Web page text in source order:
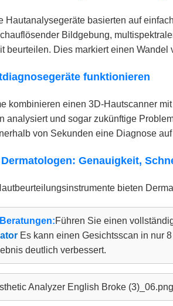
Hautanalysegeräte basierten auf
Bildgebung,
beurteilen. Dies markiert einen
funktionieren
kombinieren einen 3D-Hautscanner
analysiert und sogar zukünftige
von Sekunden eine Diagnose
Genauigkeit,
bieten
Führen Sie einen
Es kann einen Gesichtsscan in nur
deutlich verbessert.